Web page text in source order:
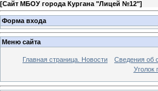
[Сайт МБОУ города Кургана "Лицей №12"]
Форма входа
Меню сайта
Главная страница. Новости Сведения об
Уголок